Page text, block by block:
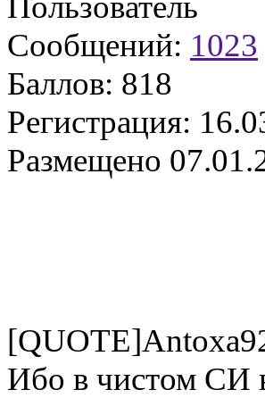
Сообщений: 1023
Баллов: 818
Регистрация:
Размещено
Ибо в чистом СИ